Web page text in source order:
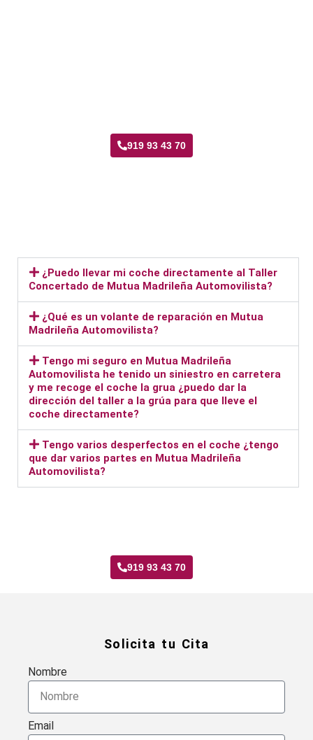
919 93 43 70
¿Puedo llevar mi coche directamente al Taller
Concertado de Mutua Madrileña Automovilista?
¿Qué es un volante de reparación en Mutua
Madrileña Automovilista?
Tengo mi seguro en Mutua Madrileña
Automovilista he tenido un siniestro en carretera
y me recoge el coche la grua ¿puedo dar la
dirección del taller a la grúa para que lleve el
coche directamente?
Tengo varios desperfectos en el coche ¿tengo
que dar varios partes en Mutua Madrileña
Automovilista?
919 93 43 70
Solicita tu Cita
Nombre
Email